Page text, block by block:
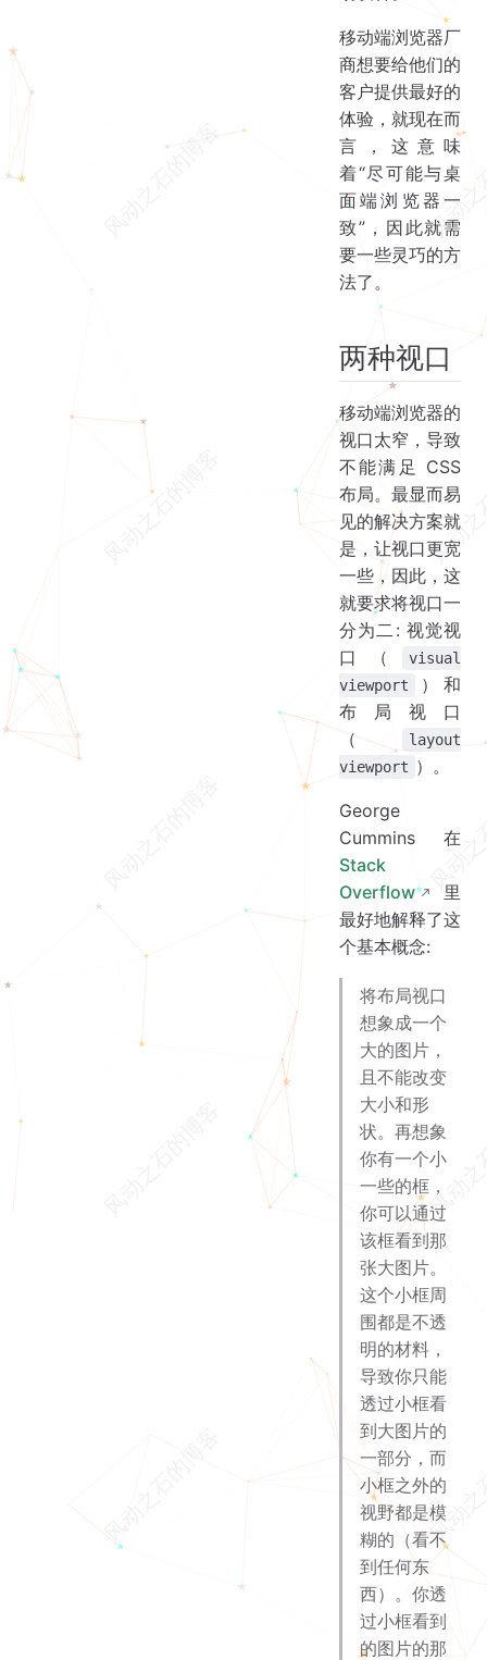
移动端浏览器厂
商想要给他们的
客户提供最好的
体验，就现在而
言，这意味
着“尽可能与桌
面端浏览器一
致”，因此就需
要一些灵巧的方
法了。
两种视口
移动端浏览器的
视口太窄，导致
不能满足 CSS
布局。最显而易
见的解决方案就
是，让视口更宽
一些，因此，这
就要求将视口一
分为二: 视觉视
口（
visual
viewport
）和
布局视口
（
layout
viewport ）。
George
Cummins 在
Stack
Overflow
里
最好地解释了这
个基本概念:
将布局视口
想象成一个
大的图片，
且不能改变
大小和形
状。再想象
你有一个小
一些的框，
你可以通过
该框看到那
张大图片。
这个小框周
围都是不透
明的材料，
导致你只能
透过小框看
到大图片的
一部分，而
小框之外的
视野都是模
糊的（看不
到任何东
西）。你透
过小框看到
的图片的那